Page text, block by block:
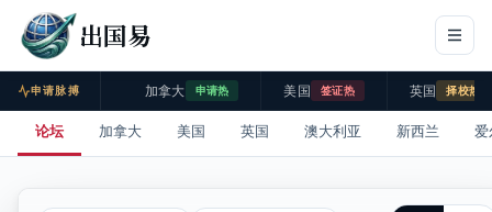
出国易
申请脉搏 加拿大 申请热 美国 签证热 英国 择校热
论坛 加拿大 美国 英国 澳大利亚 新西兰 爱